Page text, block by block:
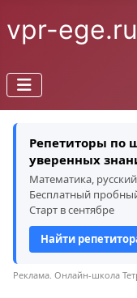
vpr-ege.ru
Репетиторы по
уверенных
Математика,
Бесплатный
Старт в сентябре
Найти
Реклама. Онлайн-школа